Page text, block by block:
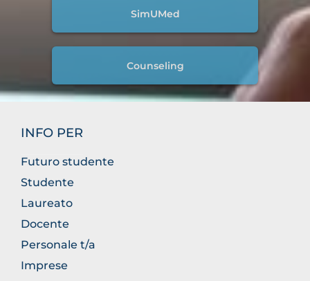
SimUMed
Counseling
INFO PER
Futuro studente
Studente
Laureato
Docente
Personale t/a
Imprese